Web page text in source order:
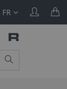
FR